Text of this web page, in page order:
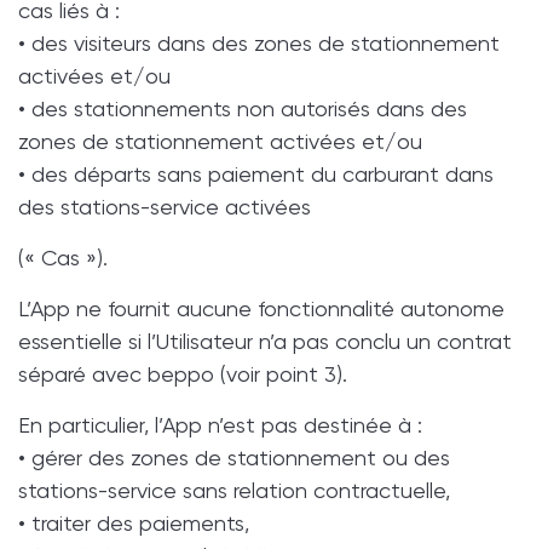
cas liés à :
• des visiteurs dans des zones de stationnement
activées et/ou
• des stationnements non autorisés dans des
zones de stationnement activées et/ou
• des départs sans paiement du carburant dans
des stations-service activées
(« Cas »).
L’App ne fournit aucune fonctionnalité autonome
essentielle si l’Utilisateur n’a pas conclu un contrat
séparé avec beppo (voir point 3).
En particulier, l’App n’est pas destinée à :
• gérer des zones de stationnement ou des
stations-service sans relation contractuelle,
• traiter des paiements,